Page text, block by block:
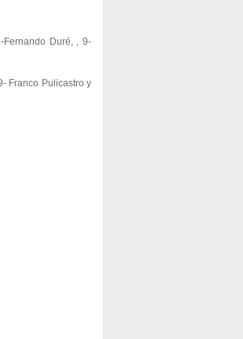
Fernando Duré,, 9-
Franco Pulicastro y